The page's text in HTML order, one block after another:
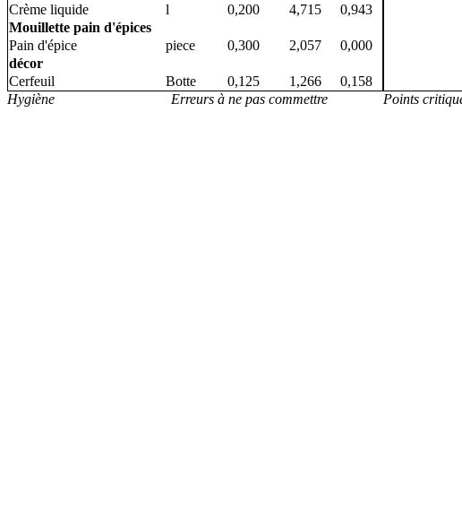
Crème liquide
l 0,200 4,715
0,943
Mouillette pain d'épices
Pain d'épice
piece 0,300 2,057
0,000
décor
Cerfeuil
Botte 0,125 1,266 0,158
Hygiène Erreurs à ne pas commettre Points